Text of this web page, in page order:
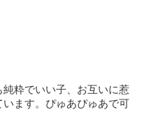
粋でいい子、お互いに惹
ます。ぴゅあぴゅあで可